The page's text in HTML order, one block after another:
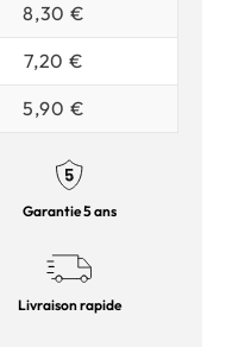
8,30 €
7,20 €
5,90 €
Garantie 5 ans
Livraison rapide